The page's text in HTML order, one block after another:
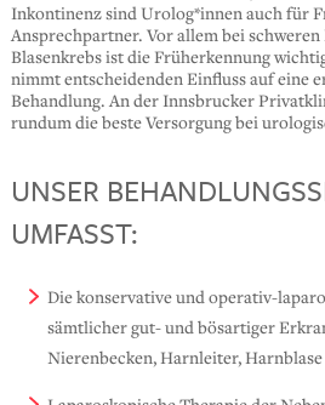
Inkontinenz sind Urolog*innen auch für
Ansprechpartner. Vor allem bei
Blasenkrebs ist die Früherkennung
nimmt entscheidenden Einfluss auf eine
Behandlung. An der Innsbrucker
rundum die beste Versorgung bei
UNSER
UMFASST:
Die konservative und operativ-
sämtlicher gut- und bösartiger
Nierenbecken, Harnleiter,